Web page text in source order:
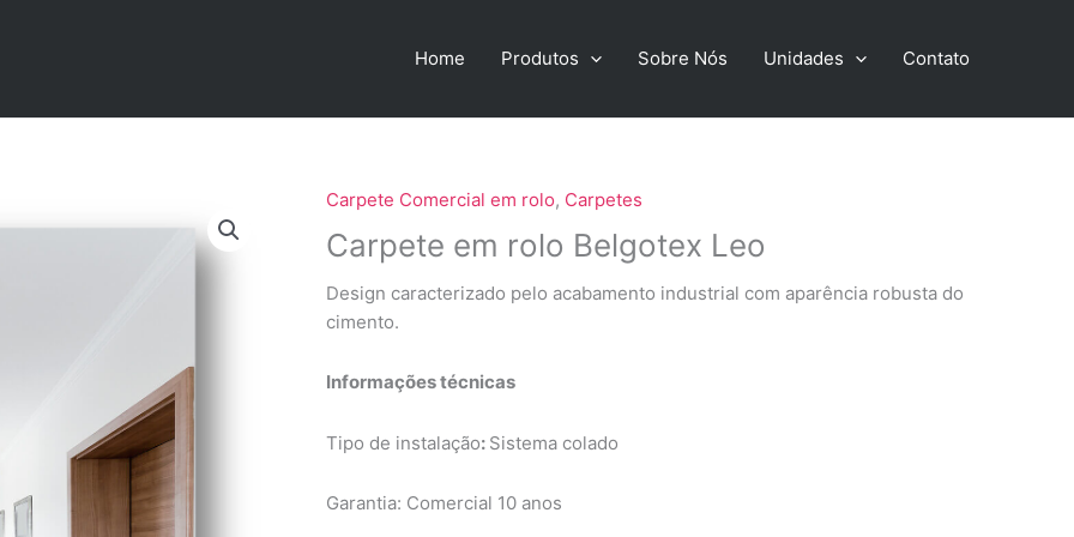
Home Produtos Sobre Nós Unidades Contato
Carpete Comercial em rolo, Carpetes
Carpete em rolo Belgotex Leo
Design caracterizado pelo acabamento industrial com aparência robusta do
cimento.
Informações técnicas
Tipo de instalação: Sistema colado
Garantia: Comercial 10 anos